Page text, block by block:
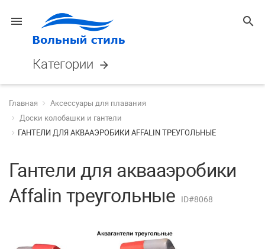
menu search
Категории arrow_forward
Главная
Аксессуары для плавания
Доски колобашки и гантели
ГАНТЕЛИ ДЛЯ АКВААЭРОБИКИ AFFALIN ТРЕУГОЛЬНЫЕ
Гантели для аквааэробики
Affalin треугольные ID#8068